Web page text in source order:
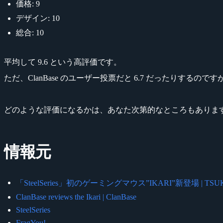
価格: 9
デザイン: 10
総合: 10
平均して 9.6 という高評価です。
ただ、ClanBase のユーザー投票だと 6.7 だったりするのです
どのような評価になるかは、あなた次第的なところもありま
情報元
「SteelSeries」初のゲーミングマウス”IKARI”新登場 |
ClanBase reviews the Ikari | ClanBase
SteelSeries